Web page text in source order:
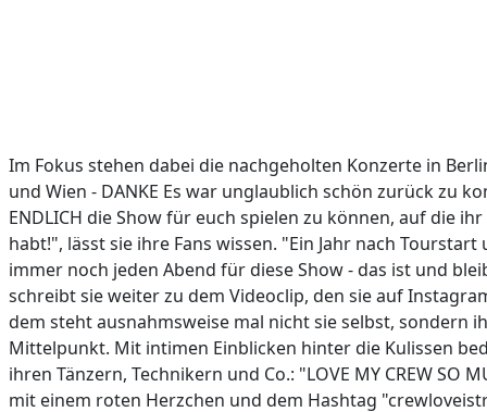
Im Fokus stehen dabei die nachgeholten Konzerte in
und Wien - DANKE Es war unglaublich schön zurück zu
ENDLICH die Show für euch spielen zu können, auf die
habt!", lässt sie ihre Fans wissen. "Ein Jahr nach
immer noch jeden Abend für diese Show - das ist und
schreibt sie weiter zu dem Videoclip, den sie auf
dem steht ausnahmsweise mal nicht sie selbst, sondern
Mittelpunkt. Mit intimen Einblicken hinter die Kulissen
ihren Tänzern, Technikern und Co.: "LOVE MY CREW SO
mit einem roten Herzchen und dem Hashtag